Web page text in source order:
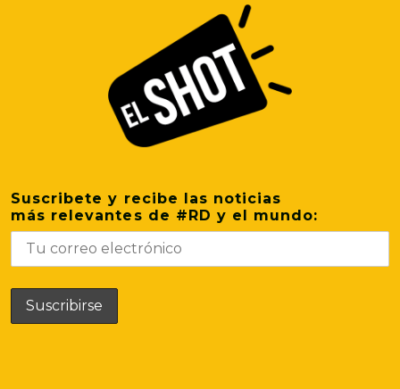
Suscribete y recibe las noticias
más relevantes de #RD y el mundo: